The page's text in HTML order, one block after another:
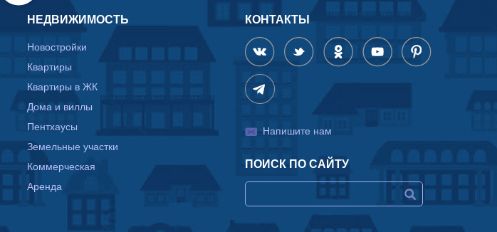
НЕДВИЖИМОСТЬ
Новостройки
Квартиры
Квартиры в ЖК
Дома и виллы
Пентхаусы
Земельные участки
Коммерческая
Аренда
КОНТАКТЫ
Напишите нам
ПОИСК ПО САЙТУ